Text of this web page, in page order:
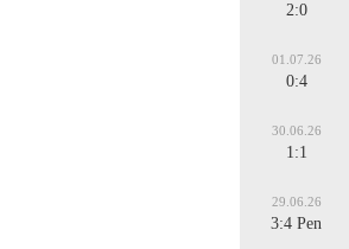
2:0
01.07.26
0:4
30.06.26
1:1
29.06.26
3:4 Pen